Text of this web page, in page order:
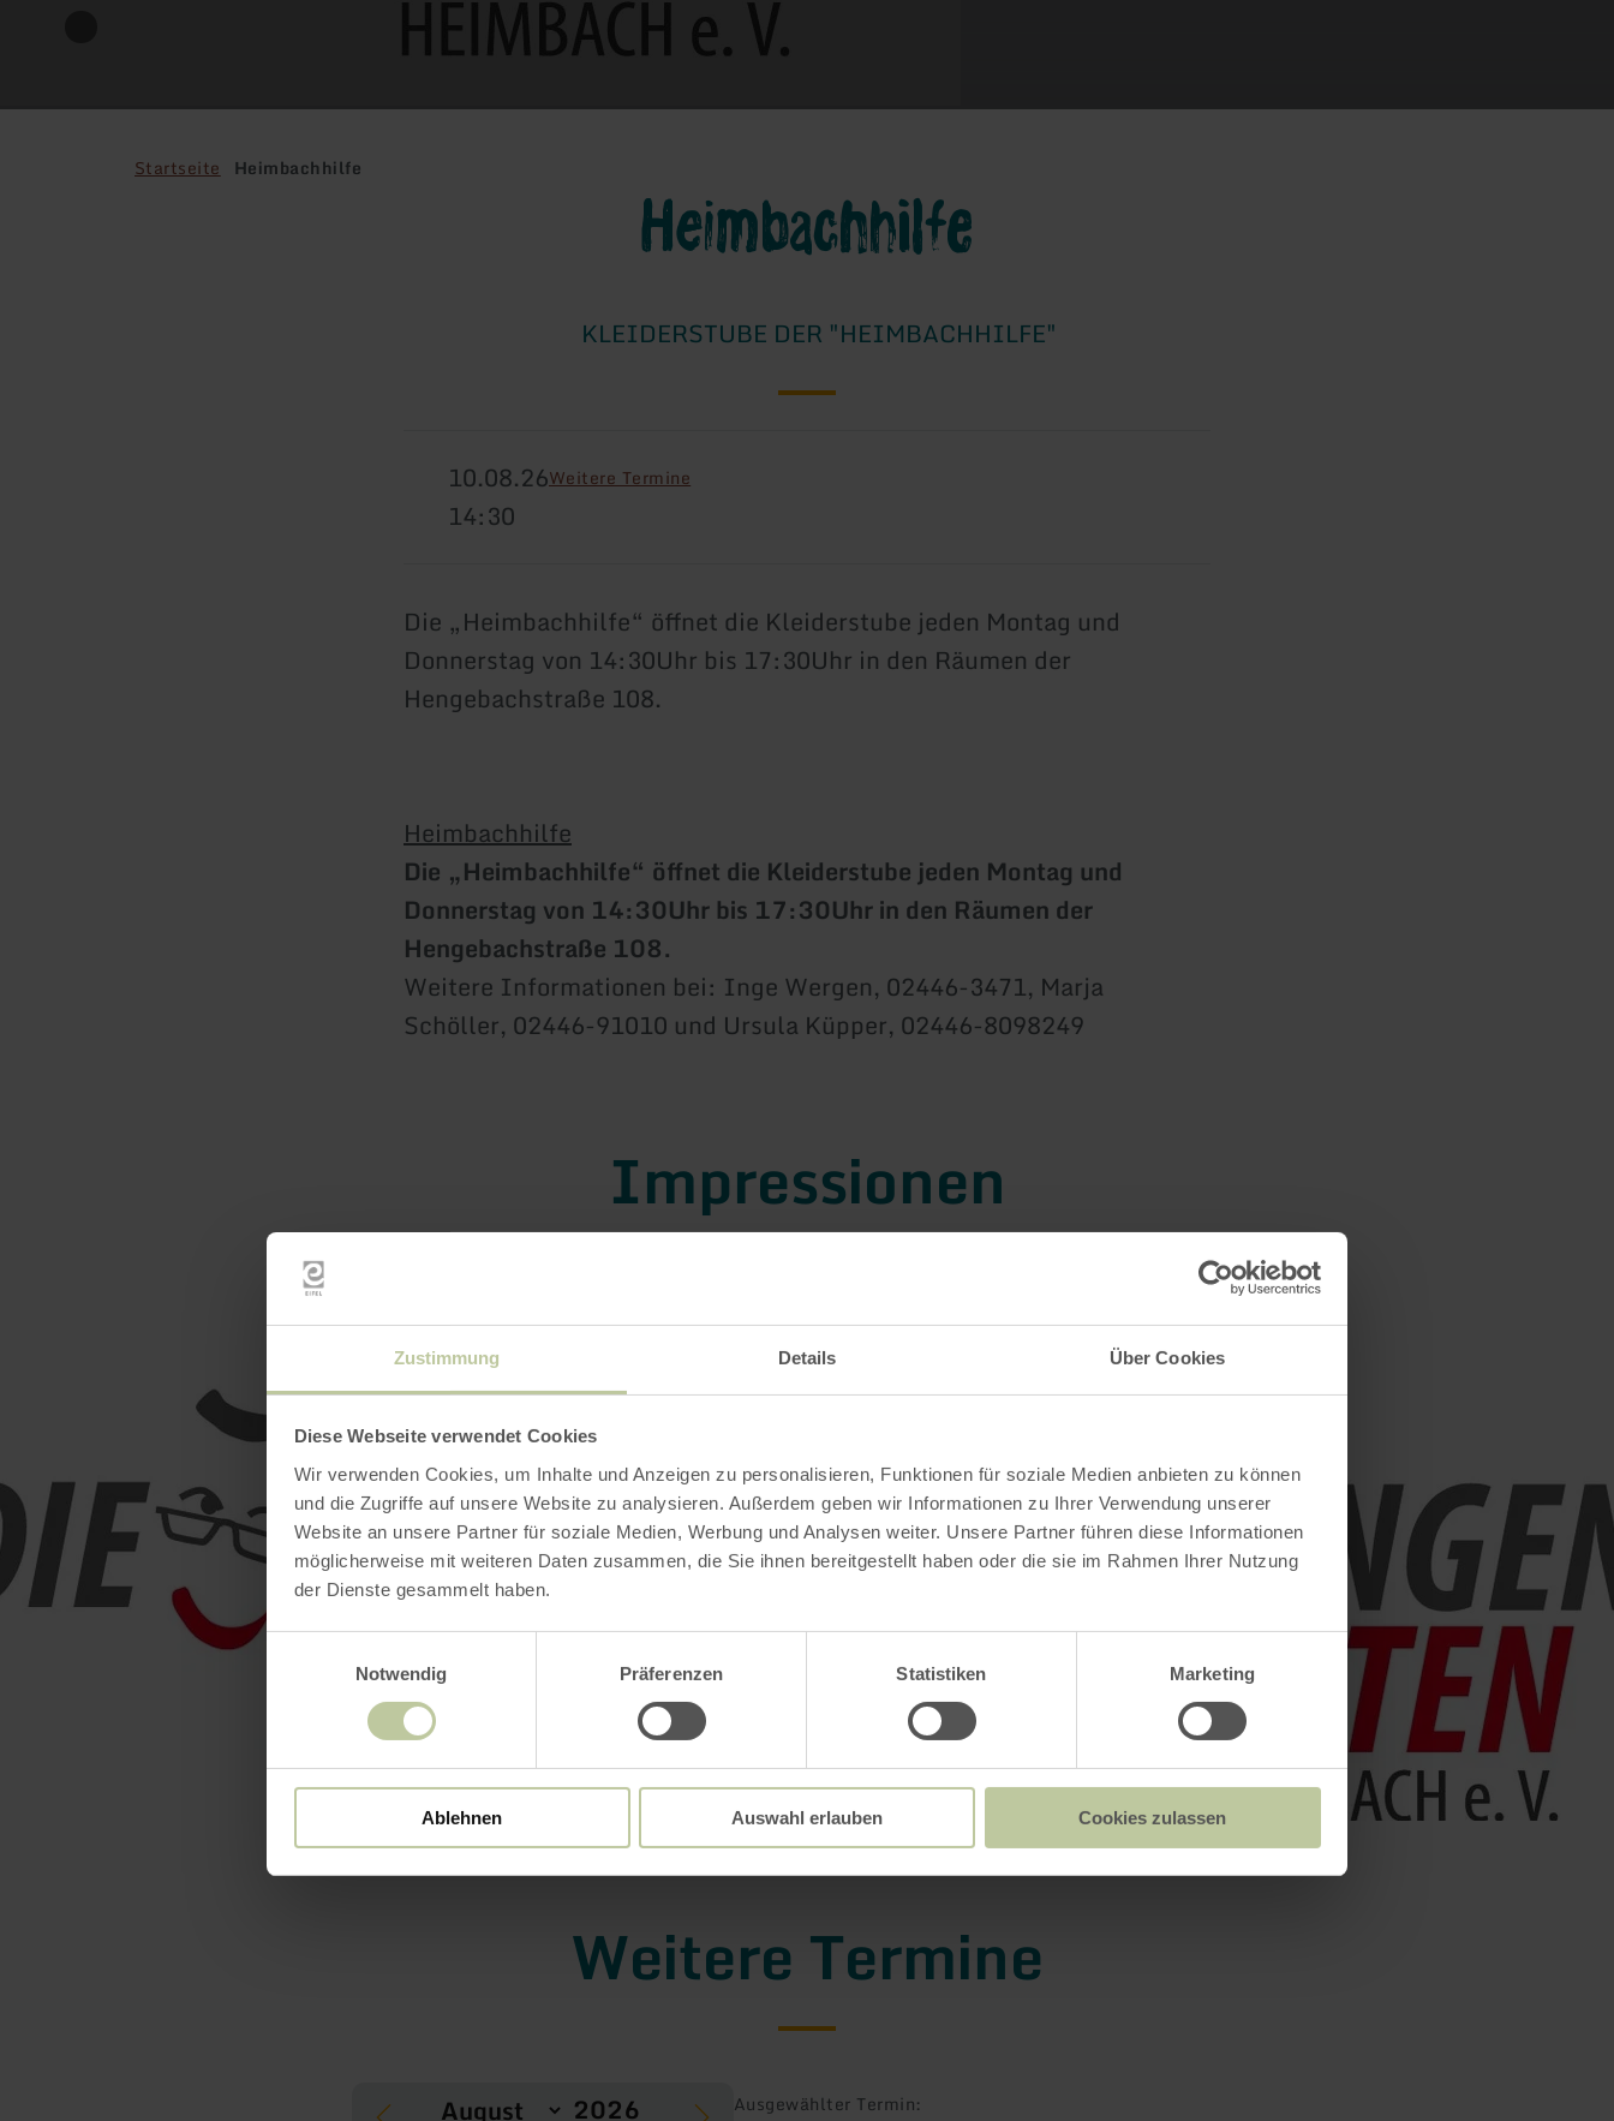
Zustimmung Details Über Cookies
Diese Webseite verwendet Cookies
Wir verwenden Cookies, um Inhalte und Anzeigen zu personalisieren, Funktionen für soziale Medien anbieten zu können
und die Zugriffe auf unsere Website zu analysieren. Außerdem geben wir Informationen zu Ihrer Verwendung unserer
Website an unsere Partner für soziale Medien, Werbung und Analysen weiter. Unsere Partner führen diese Informationen
möglicherweise mit weiteren Daten zusammen, die Sie ihnen bereitgestellt haben oder die sie im Rahmen Ihrer Nutzung
der Dienste gesammelt haben.
Notwendig
Präferenzen Statistiken Marketing
Ablehnen Auswahl erlauben Cookies zulassen
Startseite Heimbachhilfe
Heimbachhilfe
KLEIDERSTUBE DER "HEIMBACHHILFE"
10.08.26Weitere Termine
14:30
Die „Heimbachhilfe“ öffnet die Kleiderstube jeden Montag und
Donnerstag von 14:30Uhr bis 17:30Uhr in den Räumen der
Hengebachstraße 108.
Heimbachhilfe
Die „Heimbachhilfe“ öffnet die Kleiderstube jeden Montag und
Donnerstag von 14:30Uhr bis 17:30Uhr in den Räumen der
Hengebachstraße 108.
Weitere Informationen bei: Inge Wergen, 02446-3471, Marja
Schöller, 02446-91010 und Ursula Küpper, 02446-8098249
Impressionen
Weitere Termine
Ausgewählter Termin: